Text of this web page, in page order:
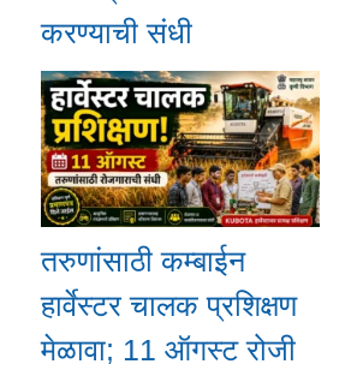
करण्याची संधी
तरुणांसाठी कम्बाईन
हार्वेस्टर चालक प्रशिक्षण
मेळावा; 11 ऑगस्ट रोजी